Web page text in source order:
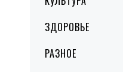
ЗДОРОВЬЕ
РАЗНОЕ